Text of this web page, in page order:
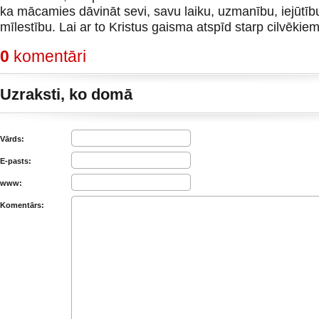
ka mācamies dāvināt sevi, savu laiku, uzmanību,
mīlestību. Lai ar to Kristus gaisma atspīd starp
0 komentāri
Uzraksti, ko domā
Vārds:
E-pasts:
www:
Komentārs: